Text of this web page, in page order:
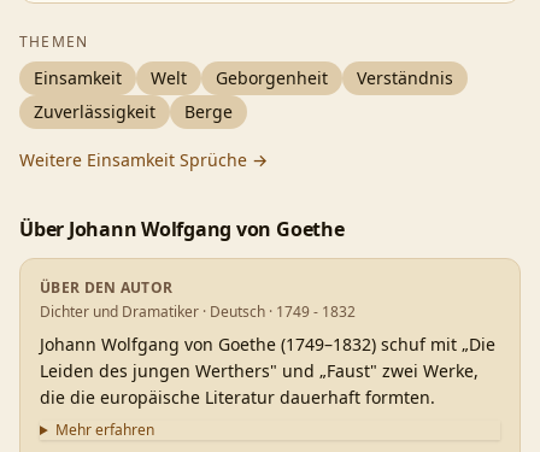
THEMEN
Einsamkeit Welt Geborgenheit
Verständnis
Zuverlässigkeit
Berge
Weitere Einsamkeit Sprüche →
Über Johann Wolfgang von Goethe
ÜBER DEN AUTOR
Dichter und Dramatiker · Deutsch · 1749 - 1832
Johann Wolfgang von Goethe (1749–1832) schuf mit „Die
Leiden des jungen Werthers" und „Faust" zwei Werke,
die die europäische Literatur dauerhaft formten.
Mehr erfahren